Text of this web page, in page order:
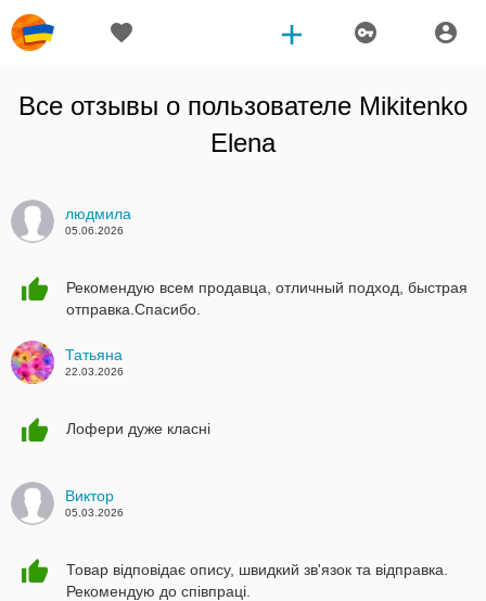
Все отзывы о пользователе Mikitenko
Elena
людмила
05.06.2026
Рекомендую всем продавца, отличный подход, быстрая
отправка.Спасибо.
Татьяна
22.03.2026
Лофери дуже класні
Виктор
05.03.2026
Товар відповідає опису, швидкий зв'язок та відправка.
Рекомендую до співпраці.